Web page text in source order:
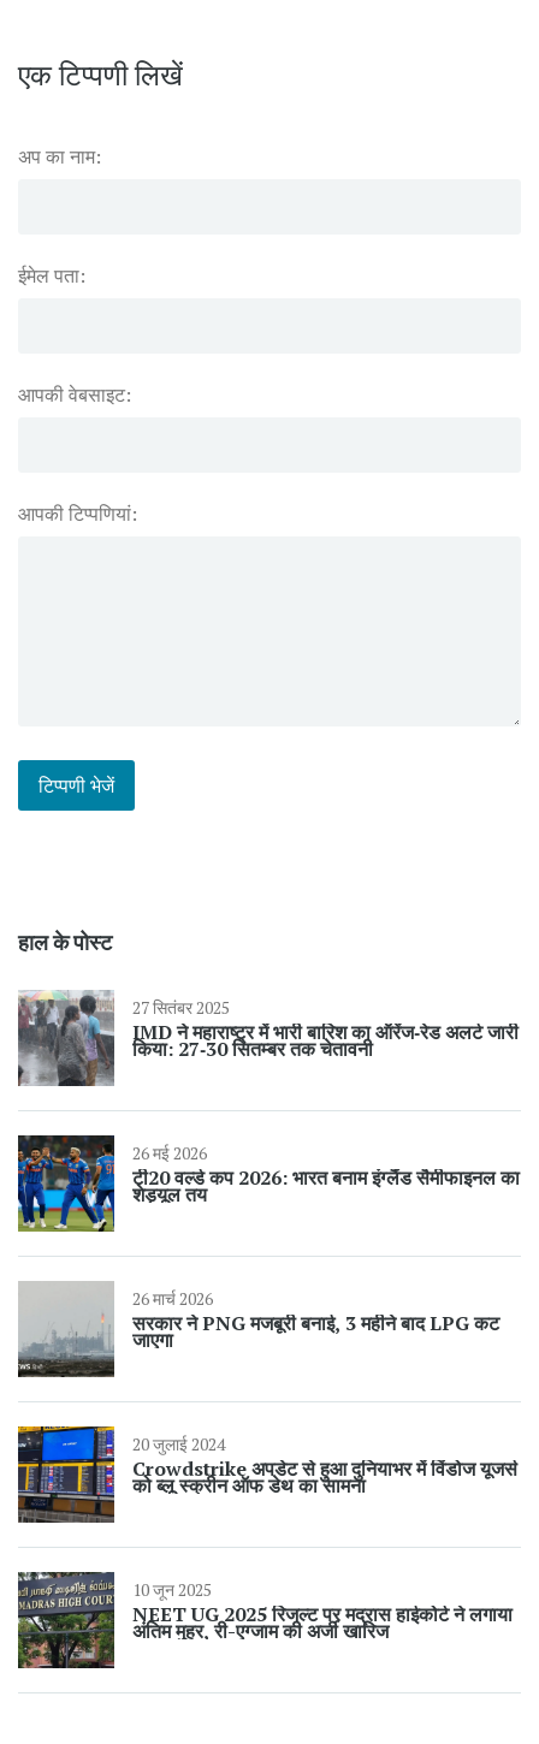
एक टिप्पणी लिखें
अप का नाम:
ईमेल पता:
आपकी वेबसाइट:
आपकी टिप्पणियां:
हाल के पोस्ट
27 सितंबर 2025
IMD ने महाराष्ट्र में भारी बारिश का ऑरेंज‑रेड अलर्ट जारी
किया: 27‑30 सितम्बर तक चेतावनी
26 मई 2026
टी20 वर्ल्ड कप 2026: भारत बनाम इंग्लैंड सैमीफाइनल का
शेड्यूल तय
26 मार्च 2026
सरकार ने PNG मजबूरी बनाई, 3 महीने बाद LPG कट
जाएगा
20 जुलाई 2024
Crowdstrike अपडेट से हुआ दुनियाभर में विंडोज यूजर्स
को ब्लू स्क्रीन ऑफ डेथ का सामना
10 जून 2025
NEET UG 2025 रिजल्ट पर मद्रास हाईकोर्ट ने लगाया
अंतिम मुहर, री-एग्जाम की अर्जी खारिज